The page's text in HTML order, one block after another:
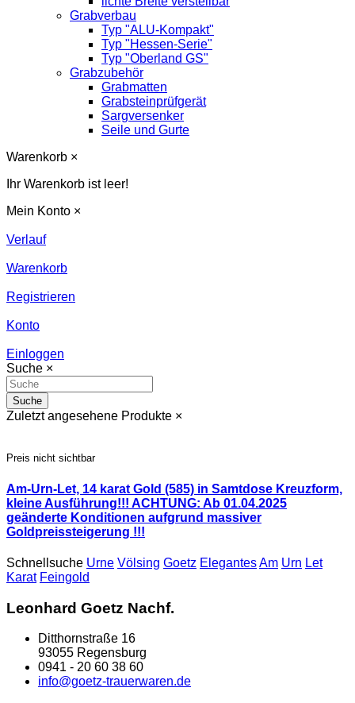
Grabverbau
Typ "ALU-Kompakt"
Typ "Hessen-Serie"
Typ "Oberland GS"
Grabzubehör
Grabmatten
Grabsteinprüfgerät
Sargversenker
Seile und Gurte
Warenkorb ×
Ihr Warenkorb ist leer!
Mein Konto ×
Verlauf
Warenkorb
Registrieren
Konto
Einloggen
Suche ×
Suche
Zuletzt angesehene Produkte ×
Preis nicht sichtbar
Am-Urn-Let, 14 karat Gold (585) in Samtdose Kreuzform,
kleine Ausführung!!! ACHTUNG: Ab 01.04.2025
geänderte Konditionen aufgrund massiver
Goldpreissteigerung !!!
Schnellsuche Urne Völsing Goetz ElegantesAm Urn Let
Karat Feingold
Leonhard Goetz Nachf.
Ditthornstraße 16
93055 Regensburg
0941 - 20 60 38 60
info@goetz-trauerwaren.de